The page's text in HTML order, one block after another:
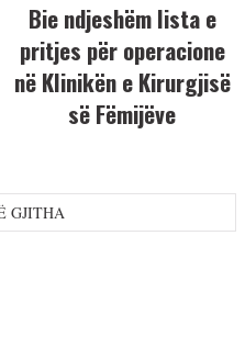
Bie ndjeshëm lista e
pritjes për operacione
në Klinikën e Kirurgjisë
së Fëmijëve
GJITHA